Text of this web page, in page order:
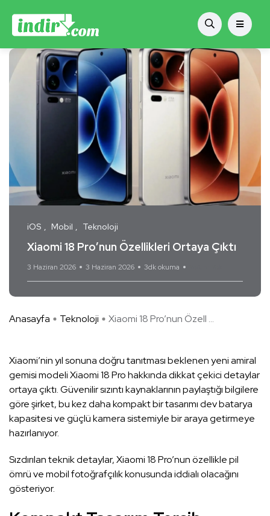
iOS Mobil Teknoloji
Xiaomi 18 Pro’nun Özellikleri Ortaya Çıktı
3 Haziran 2026 3 Haziran 2026 3dk okuma
Anasayfa Teknoloji Xiaomi 18 Pro’nun Özell ...
Xiaomi’nin yıl sonuna doğru tanıtması beklenen yeni amiral
gemisi modeli Xiaomi 18 Pro hakkında dikkat çekici detaylar
ortaya çıktı. Güvenilir sızıntı kaynaklarının paylaştığı bilgilere
göre şirket, bu kez daha kompakt bir tasarımı dev batarya
kapasitesi ve güçlü kamera sistemiyle bir araya getirmeye
hazırlanıyor.
Sızdırılan teknik detaylar, Xiaomi 18 Pro’nun özellikle pil
ömrü ve mobil fotoğrafçılık konusunda iddialı olacağını
gösteriyor.